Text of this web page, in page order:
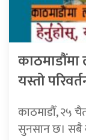
यस्तो
काठमाडौँ, २५
सुनसान छ। सबै